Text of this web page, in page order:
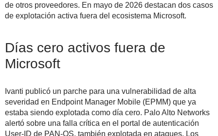
de otros proveedores. En mayo de 2026 destacan dos casos
de explotación activa fuera del ecosistema Microsoft.
Días cero activos fuera de
Microsoft
Ivanti publicó un parche para una vulnerabilidad de alta
severidad en Endpoint Manager Mobile (EPMM) que ya
estaba siendo explotada como día cero. Palo Alto Networks
alertó sobre una falla crítica en el portal de autenticación
User-ID de PAN-OS, también explotada en ataques. Los